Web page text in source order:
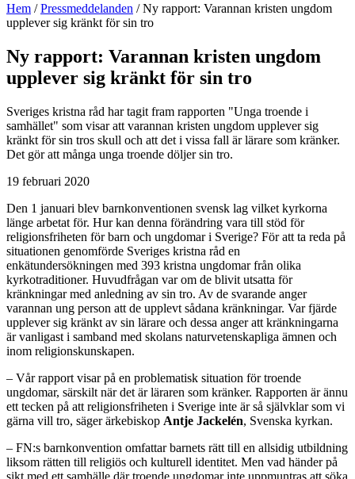
Hem /Pressmeddelanden /Ny rapport: Varannan kristen ungdom
upplever sig kränkt för sin tro
Ny rapport: Varannan kristen ungdom
upplever sig kränkt för sin tro
Sveriges kristna råd har tagit fram rapporten "Unga troende i
samhället" som visar att varannan kristen ungdom upplever sig
kränkt för sin tros skull och att det i vissa fall är lärare som kränker.
Det gör att många unga troende döljer sin tro.
19 februari 2020
Den 1 januari blev barnkonventionen svensk lag vilket kyrkorna
länge arbetat för. Hur kan denna förändring vara till stöd för
religionsfriheten för barn och ungdomar i Sverige? För att ta reda på
situationen genomförde Sveriges kristna råd en
enkätundersökningen med 393 kristna ungdomar från olika
kyrkotraditioner. Huvudfrågan var om de blivit utsatta för
kränkningar med anledning av sin tro. Av de svarande anger
varannan ung person att de upplevt sådana kränkningar. Var fjärde
upplever sig kränkt av sin lärare och dessa anger att kränkningarna
är vanligast i samband med skolans naturvetenskapliga ämnen och
inom religionskunskapen.
– Vår rapport visar på en problematisk situation för troende
ungdomar, särskilt när det är läraren som kränker. Rapporten är ännu
ett tecken på att religionsfriheten i Sverige inte är så självklar som vi
gärna vill tro, säger ärkebiskop Antje Jackelén, Svenska kyrkan.
– FN:s barnkonvention omfattar barnets rätt till en allsidig utbildning
liksom rätten till religiös och kulturell identitet. Men vad händer på
sikt med ett samhälle där troende ungdomar inte uppmuntras att söka